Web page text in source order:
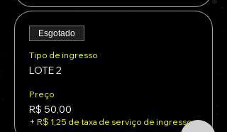
Esgotado
Tipo de ingresso
LOTE 2
Preço
R$ 50,00
+ R$ 1,25 de taxa de serviço de ingresso